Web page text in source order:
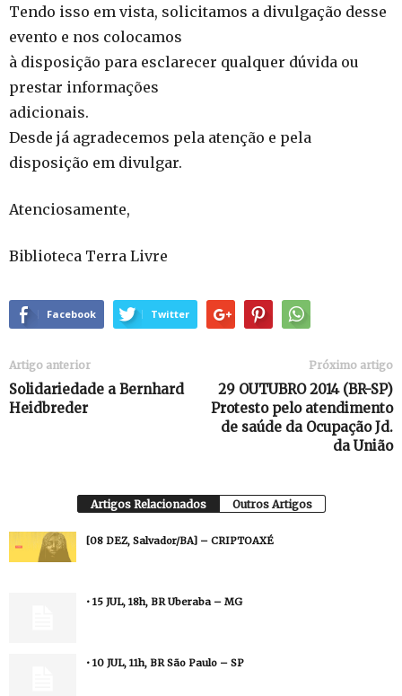
Tendo isso em vista, solicitamos a divulgação desse
evento e nos colocamos
à disposição para esclarecer qualquer dúvida ou
prestar informações
adicionais.
Desde já agradecemos pela atenção e pela
disposição em divulgar.
Atenciosamente,
Biblioteca Terra Livre
Facebook Twitter
Artigo anterior
Solidariedade a Bernhard
Heidbreder
Próximo artigo
29 OUTUBRO 2014 (BR-SP)
Protesto pelo atendimento
de saúde da Ocupação Jd.
da União
Artigos Relacionados Outros Artigos
[08 DEZ, Salvador/BA] – CRIPTOAXÉ
• 15 JUL, 18h, BR Uberaba – MG
• 10 JUL, 11h, BR São Paulo – SP